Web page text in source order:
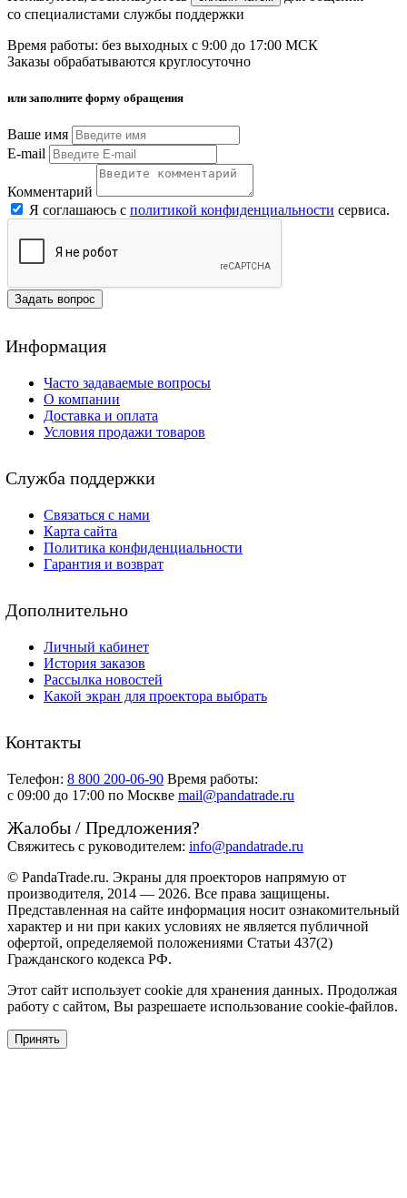
со специалистами службы поддержки
Время работы: без выходных с 9:00 до 17:00 МСК
Заказы обрабатываются круглосуточно
или заполните форму обращения
Ваше имя
E-mail
Комментарий
Я соглашаюсь с политикой конфиденциальности сервиса.
Задать вопрос
Информация
Часто задаваемые вопросы
О компании
Доставка и оплата
Условия продажи товаров
Служба поддержки
Связаться с нами
Карта сайта
Политика конфиденциальности
Гарантия и возврат
Дополнительно
Личный кабинет
История заказов
Рассылка новостей
Какой экран для проектора выбрать
Контакты
Телефон: 8 800 200-06-90 Время работы:
c 09:00 до 17:00 по Москве mail@pandatrade.ru
Жалобы / Предложения?
Свяжитесь с руководителем: info@pandatrade.ru
© PandaTrade.ru. Экраны для проекторов напрямую от
производителя, 2014 — 2026. Все права защищены.
Представленная на сайте информация носит ознакомительный
характер и ни при каких условиях не является публичной
офертой, определяемой положениями Статьи 437(2)
Гражданского кодекса РФ.
Этот сайт использует cookie для хранения данных. Продолжая
работу с сайтом, Вы разрешаете использование cookie-файлов.
Принять